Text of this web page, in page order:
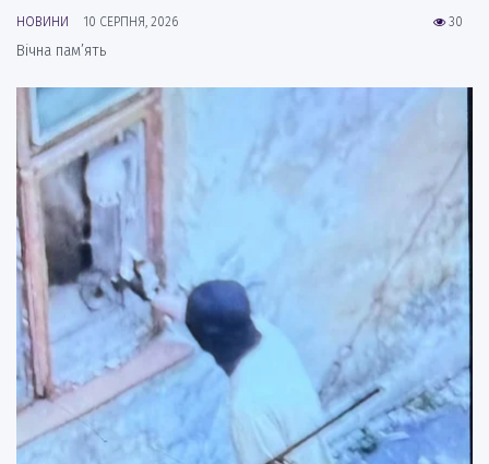
30
НОВИНИ 10 СЕРПНЯ, 2026
Вічна пам’ять